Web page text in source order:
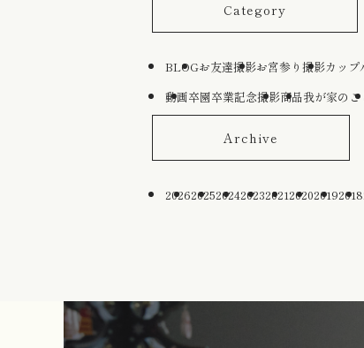
Category
BLOGお友達撮影お宮参り撮影カップ
動画卒園卒業記念撮影商品我が家のこ
Archive
20262025202420232021202020192018